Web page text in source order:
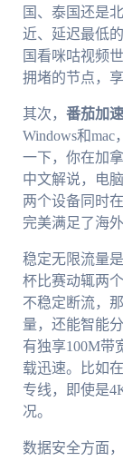
国、泰国还是北
近、延迟最低
国看咪咕视频
拥堵的节点，
其次， 番茄加
Windows和
一下，你在加
中文解说，电
两个设备同时
完美满足了海
稳定无限流量是
杯比赛动辄两
不稳定断流，
量，还能智能
有独享100M带
载迅速。比如
专线，即使是
况。
数据安全方面，